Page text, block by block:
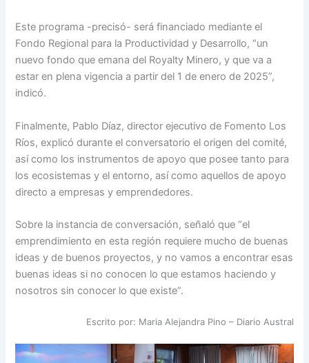
Este programa -precisó- será financiado mediante el
Fondo Regional para la Productividad y Desarrollo, “un
nuevo fondo que emana del Royalty Minero, y que va a
estar en plena vigencia a partir del 1 de enero de 2025”,
indicó.
Finalmente, Pablo Díaz, director ejecutivo de Fomento Los
Ríos, explicó durante el conversatorio el origen del comité,
así como los instrumentos de apoyo que posee tanto para
los ecosistemas y el entorno, así como aquellos de apoyo
directo a empresas y emprendedores.
Sobre la instancia de conversación, señaló que “el
emprendimiento en esta región requiere mucho de buenas
ideas y de buenos proyectos, y no vamos a encontrar esas
buenas ideas si no conocen lo que estamos haciendo y
nosotros sin conocer lo que existe”.
Escrito por: Maria Alejandra Pino – Diario Austral